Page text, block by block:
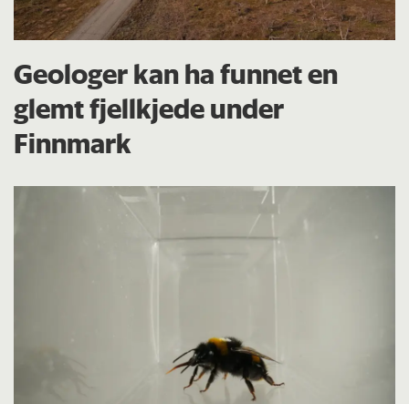
Geologer kan ha funnet en
glemt fjellkjede under
Finnmark